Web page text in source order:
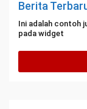
Berita
Ini adalah contoh
pada widget